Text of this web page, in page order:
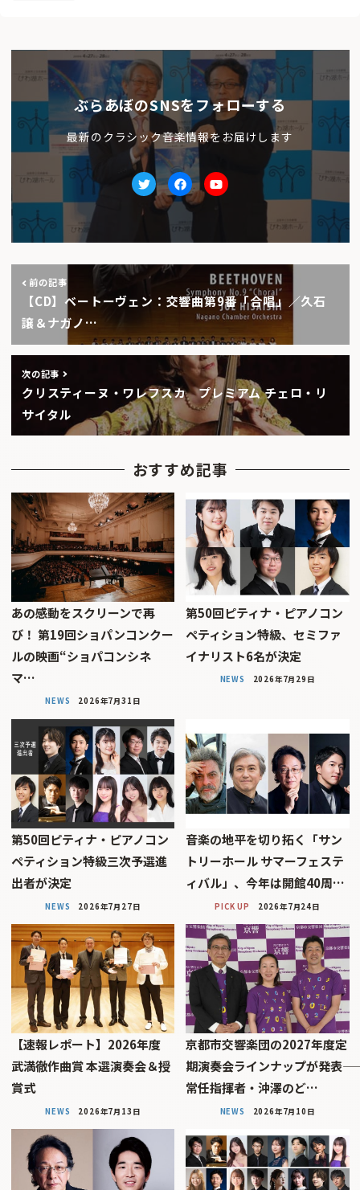
ぶらあぼのSNSをフォローする
最新のクラシック音楽情報をお届けします
TwitterfacebookYoutube
前の記事
【CD】ベートーヴェン：交響曲第9番「合唱」／久石
譲＆ナガノ…
次の記事
クリスティーヌ・ワレフスカ プレミアム チェロ・リ
サイタル
おすすめ記事
あの感動をスクリーンで再
び！ 第19回ショパンコンクー
ルの映画“ショパコンシネ
マ…
NEWS 2026年7月31日
第50回ピティナ・ピアノコン
ペティション特級、セミファ
イナリスト6名が決定
NEWS 2026年7月29日
第50回ピティナ・ピアノコン
ペティション特級三次予選進
出者が決定
NEWS 2026年7月27日
音楽の地平を切り拓く「サン
トリーホール サマーフェステ
ィバル」、今年は開館40周…
PICK UP 2026年7月24日
【速報レポート】2026年度
武満徹作曲賞 本選演奏会＆授
賞式
NEWS 2026年7月13日
京都市交響楽団の2027年度定
期演奏会ラインナップが発表――
常任指揮者・沖澤のど…
NEWS 2026年7月10日